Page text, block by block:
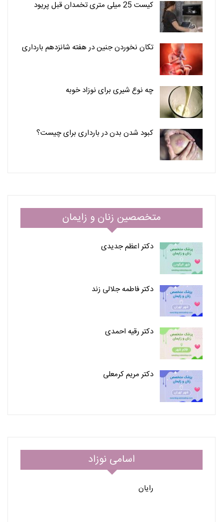
کیست 25 میلی متری تخمدان قبل پریود
تکان نخوردن جنین در هفته شانزدهم بارداری
چه نوع شیری برای نوزاد خوبه
کبود شدن بدن در بارداری برای چیست؟
متخصصین زنان و زایمان
دکتر اعظم جدیدی
دکتر فاطمه جلالی زند
دکتر رقیه احمدی
دکتر مریم کرمعلی
اسامی نوزاد
رایان